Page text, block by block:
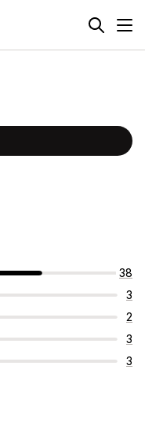
38
3
2
3
3